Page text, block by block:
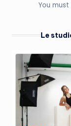
You must
Le